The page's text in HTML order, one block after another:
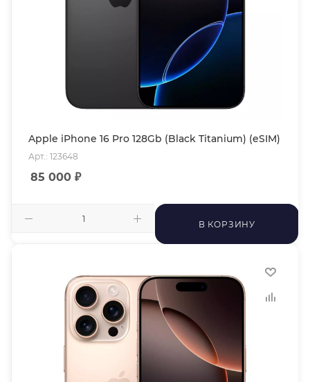
Apple iPhone 16 Pro 128Gb (Black Titanium) (eSIM)
Арт.: 123648
85 000 ₽
В КОРЗИНУ